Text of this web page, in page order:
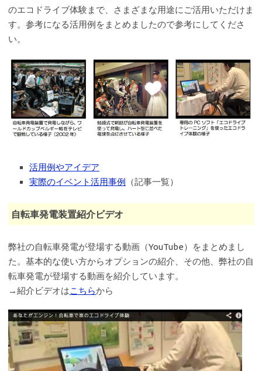
のエコドライブ体験まで、さまざまな用途にご活用いただけま
す。参考になる活用例をまとめましたので参考にしてくださ
い。
活用例やアイデア
実際のイベント活用事例 （記事一覧）
自転車発電装置紹介ビデオ
弊社の自転車発電が登場する動画（YouTube）をまとめまし
た。基本的な使い方からオプションの紹介、その他、弊社の自
転車発電が登場する動画を紹介しています。
→紹介ビデオはこちらから